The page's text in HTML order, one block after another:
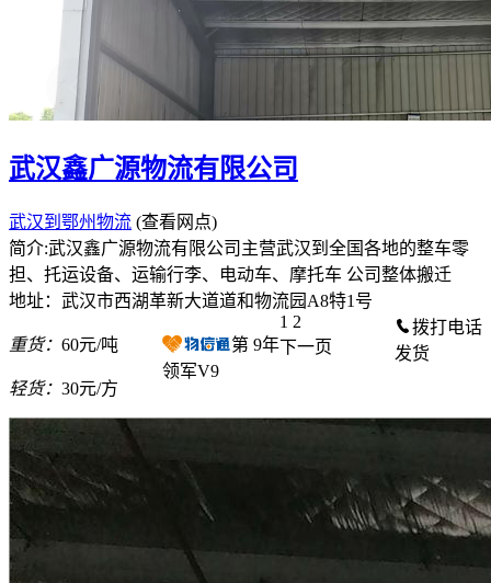
武汉鑫广源物流有限公司
武汉到鄂州物流 (查看网点)
简介:武汉鑫广源物流有限公司主营武汉到全国各地的整车零
担、托运设备、运输行李、电动车、摩托车 公司整体搬迁
地址：武汉市西湖革新大道道和物流园A8特1号
重货： 60元/吨
轻货： 30元/方
第 9年
领军V9
拨打电话
发货
1 2
下一页